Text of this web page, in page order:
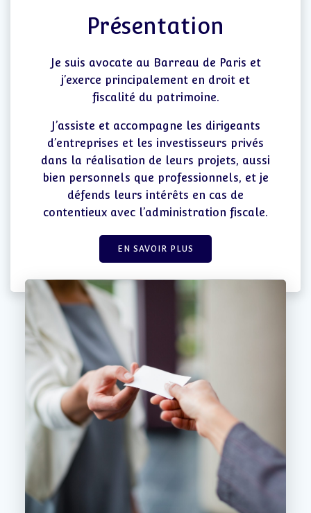
Présentation
Je suis avocate au Barreau de Paris et
j’exerce principalement en droit et
fiscalité du patrimoine.
J’assiste et accompagne les dirigeants
d’entreprises et les investisseurs privés
dans la réalisation de leurs projets, aussi
bien personnels que professionnels, et je
défends leurs intérêts en cas de
contentieux avec l’administration fiscale.
EN SAVOIR PLUS